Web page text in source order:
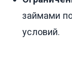
займами
условий.